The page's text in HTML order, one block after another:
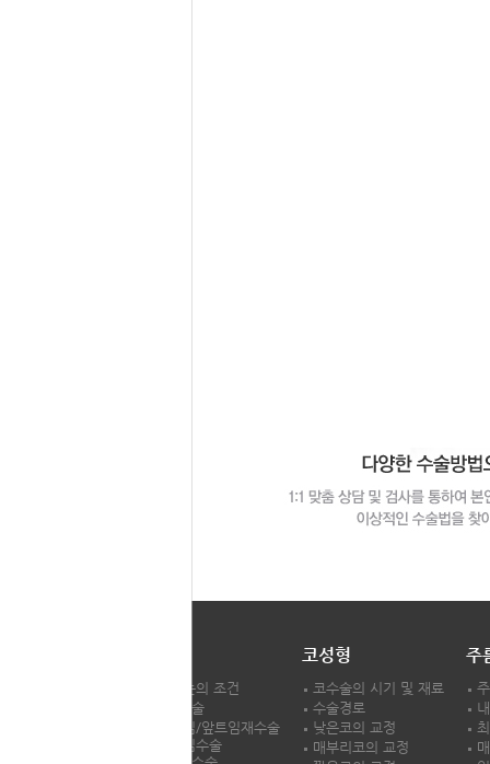
시원한 눈의 조건
쌍꺼풀수술
앞,뒷트임/앞트임재수술
앞,뒷트임수술
코성형
코수술의 시기 및 재료
수술경로
낮은코의 교정
매부리코의 교정
주